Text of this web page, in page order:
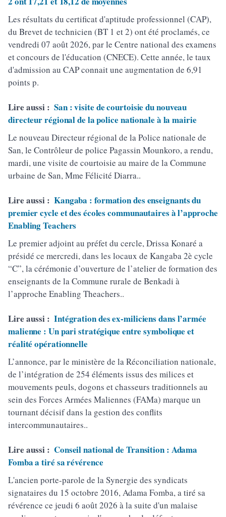
Les résultats du certificat d'aptitude professionnel (CAP),
du Brevet de technicien (BT 1 et 2) ont été proclamés, ce
vendredi 07 août 2026, par le Centre national des examens
et concours de l'éducation (CNECE). Cette année, le taux
d'admission au CAP connait une augmentation de 6,91
points p.
Lire aussi : San : visite de courtoisie du nouveau
directeur régional de la police nationale à la mairie
Le nouveau Directeur régional de la Police nationale de
San, le Contrôleur de police Pagassin Mounkoro, a rendu,
mardi, une visite de courtoisie au maire de la Commune
urbaine de San, Mme Félicité Diarra..
Lire aussi : Kangaba : formation des enseignants du
premier cycle et des écoles communautaires à l’approche
Enabling Teachers
Le premier adjoint au préfet du cercle, Drissa Konaré a
présidé ce mercredi, dans les locaux de Kangaba 2è cycle
“C”, la cérémonie d’ouverture de l’atelier de formation des
enseignants de la Commune rurale de Benkadi à
l’approche Enabling Theachers..
Lire aussi : Intégration des ex-miliciens dans l’armée
malienne : Un pari stratégique entre symbolique et
réalité opérationnelle
L’annonce, par le ministère de la Réconciliation nationale,
de l’intégration de 254 éléments issus des milices et
mouvements peuls, dogons et chasseurs traditionnels au
sein des Forces Armées Maliennes (FAMa) marque un
tournant décisif dans la gestion des conflits
intercommunautaires..
Lire aussi : Conseil national de Transition : Adama
Fomba a tiré sa révérence
L'ancien porte-parole de la Synergie des syndicats
signataires du 15 octobre 2016, Adama Fomba, a tiré sa
révérence ce jeudi 6 août 2026 à la suite d'un malaise